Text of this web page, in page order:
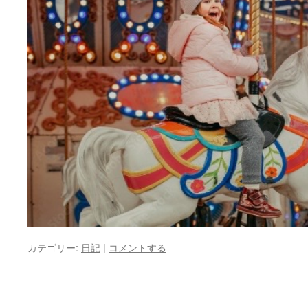
カテゴリー: 日記 | コメントする